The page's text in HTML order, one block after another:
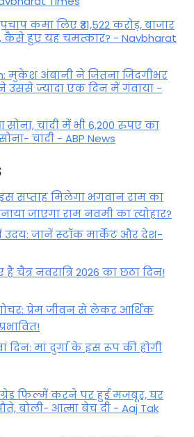
कमा लिए ₹31,522 करोड़, बाजार
कैसे हुए यह चमत्कार? - Navbharat
मुकेश अंबानी ने जितना जिंदगीभर
ज्यादा एक दिन में गंवाया -
चांदी में भी 6,200 रुपए का
चांदी - ABP News
सप्ताह मिलेगा भगवान राम का
जाएगा राम नवमी का त्योहार?
जानें स्‍टॉक मार्केट और देश-
चैत्र नवरात्रि 2026 का छठा दिन!
प्रेम जीवन से लेकर आर्थिक
दिन: मां दुर्गा के इस रूप की होगी
ग्रेड फिल्में करने पर हुई मजबूर, घर
बोली- आत्मा बेच दी - Aaj Tak